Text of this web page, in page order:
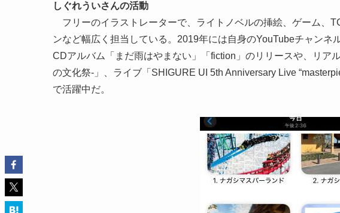
しぐれういさんの活動
フリーのイラストレーターで、ライトノベルの挿絵、ゲーム、
ンなど幅広く担当している。2019年には自身のYouTubeチャンネ
CDアルバム「まだ雨はやまない」「fiction」のリリースや、リ
の文化祭-」、ライブ「SHIGURE UI 5th Anniversary Live
で活躍中だ。